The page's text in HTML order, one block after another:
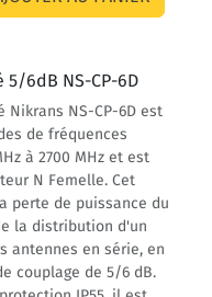
5/6dB NS-CP-6D
Nikrans NS-CP-6D est
de fréquences
à 2700 MHz et est
N Femelle. Cet
perte de puissance du
la distribution d'un
antennes en série, en
couplage de 5/6 dB.